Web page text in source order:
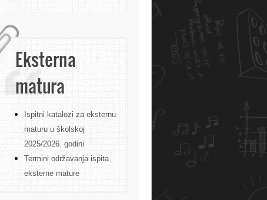
Eksterna
matura
Ispitni katalozi za eksternu
maturu u školskoj
2025/2026. godini
Termini održavanja ispita
eksterne mature